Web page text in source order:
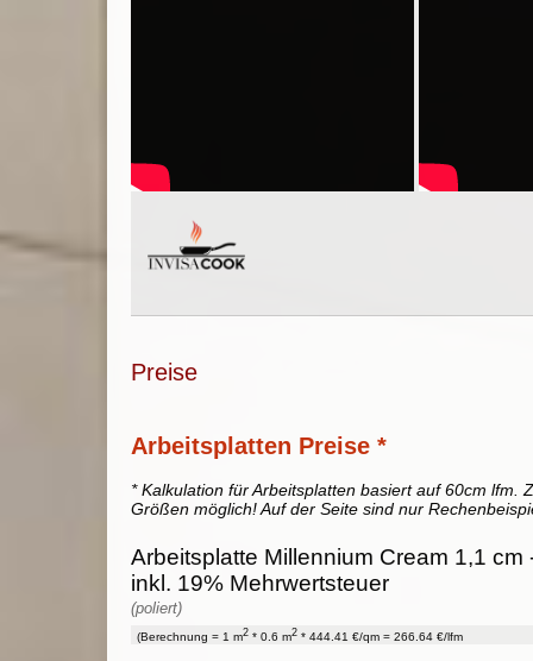
Preise
Arbeitsplatten Preise *
* Kalkulation für Arbeitsplatten basiert auf 60cm lfm.
Größen möglich! Auf der Seite sind nur
Arbeitsplatte Millennium Cream 1,1 cm
inkl. 19% Mehrwertsteuer
(poliert)
(Berechnung = 1 m2 * 0.6 m2 * 444.41 €/qm = 266.64 €/lfm